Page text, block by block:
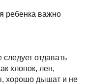
ребенка важно
отдавать
хлопок, лен,
хорошо дышат и не